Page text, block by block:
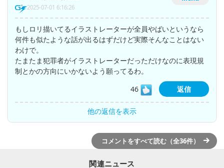
2025-07-01 6:16:26
もしロリ描いてるイラストレーターが全員やばいというなら
何件も似たような話が出るはずだけど実際そんなことはない
わけで。
たまたま犯罪者がイラストレーターだっただけなのに表現規
制とかの方向にいかないよう願ってるわ。
46
返信
他の返信を表示
コメントをすべて読む（全36件）
関連ニュース